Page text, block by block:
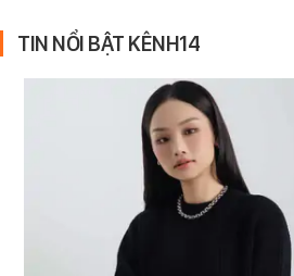
TIN NỔI BẬT KÊNH14